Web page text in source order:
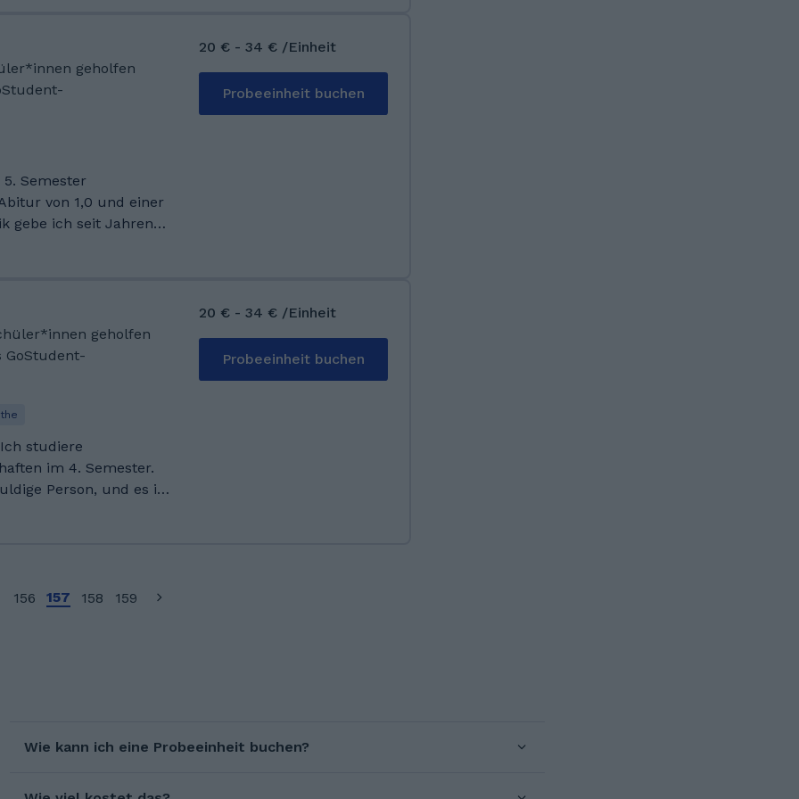
innen weiterzugeben.
jährigen
ich eine Ausbildung
Nach dieser
Studium im Bereich
ging,
absolviere.
geholfen
Semester
von 1,0 und einer
gebe ich seit Jahren
mit
Ich bin in
Schule gegangen,
1,0 abgelegt habe.
Studium der
im 3. Semester
die nächsten Jahre
20 € - 34 € /Einheit
Probeeinheit buchen
geholfen
GoStudent-
studiere
im 4. Semester.
Person, und es ist
Schüler:innen
20 € - 34 € /Einheit
Probeeinheit buchen
156 157 158 159
Wie kann ich eine Probeeinheit buchen?